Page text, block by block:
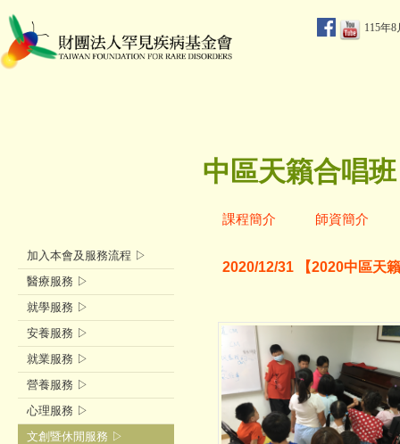
115年
中區天籟合唱班
課程簡介 師資簡介
2020/12/31 【2020中區天
加入本會及服務流程 ▷
醫療服務 ▷
就學服務 ▷
安養服務 ▷
就業服務 ▷
營養服務 ▷
心理服務 ▷
文創暨休閒服務 ▷